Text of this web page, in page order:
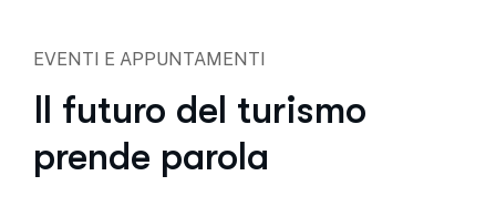
EVENTI E APPUNTAMENTI
Il futuro del turismo
prende parola